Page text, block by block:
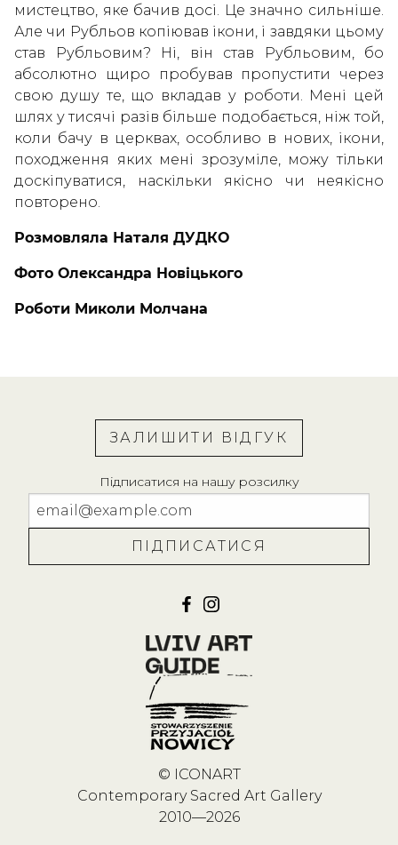
мистецтво, яке бачив досі. Це значно сильніше.
Але чи Рубльов копіював ікони, і завдяки цьому
став Рубльовим? Ні, він став Рубльовим, бо
абсолютно щиро пробував пропустити через
свою душу те, що вкладав у роботи. Мені цей
шлях у тисячі разів більше подобається, ніж той,
коли бачу в церквах, особливо в нових, ікони,
походження яких мені зрозуміле, можу тільки
доскіпуватися, наскільки якісно чи неякісно
повторено.
Розмовляла Наталя ДУДКО
Фото Олександра Новіцького
Роботи Миколи Молчана
ЗАЛИШИТИ ВІДГУК
Підписатися на нашу розсилку
© ICONART
Contemporary Sacred Art Gallery
2010—2026